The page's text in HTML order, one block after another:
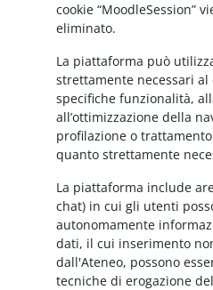
cookie “MoodleSession”
eliminato.
La piattaforma può
strettamente necessari
specifiche funzionalità,
all’ottimizzazione della
profilazione o
quanto strettamente
La piattaforma include
chat) in cui gli utenti
autonomamente
dati, il cui inserimento
dall'Ateneo, possono
tecniche di erogazione